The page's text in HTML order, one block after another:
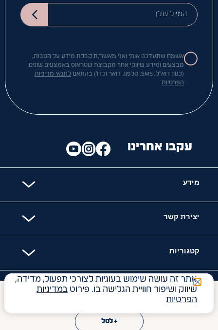
+ לסל
המייל שלך
אשמח שתעדכנו אותי ואני מאשר/ת קבלת מידע על הטבות,
מבצעים ומידע שיווקי אחר מקבוצת שטראוס באמצעים שונים
(כגון: דוא"ל, SMS, טלפון, דואר וכדו') בהתאם
לתנאי מדיניות
הפרטיות
מידע
יצירת קשר
קטגוריות
עקבו אחרינו
האתר מאובטח עם
אתר זה עושה שימוש בעוגיות לצורכי תפעול, מדידה,
שיווק ושיפור חוויית הגלישה בו. פירוט במדיניות
הפרטיות